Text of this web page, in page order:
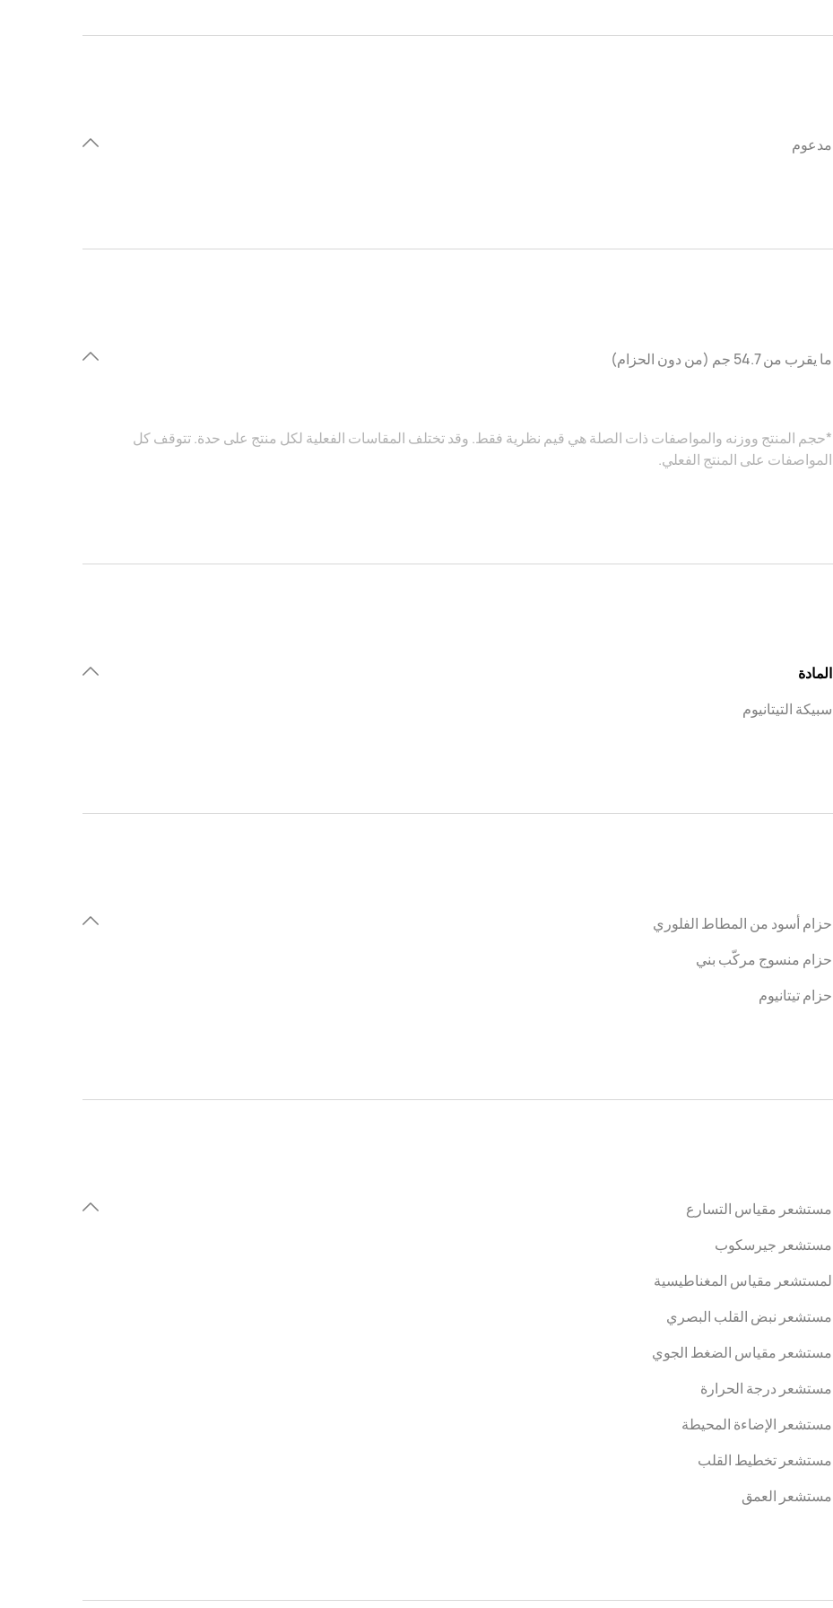
مدعوم
ما يقرب من 54.7 جم (من دون الحزام)
*حجم المنتج ووزنه والمواصفات ذات الصلة هي قيم نظرية فقط. وقد تختلف المقاسات الفعلية لكل منتج على حدة. تتوقف كل
المواصفات على المنتج الفعلي.
المادة
سبيكة التيتانيوم
حزام أسود من المطاط الفلوري
حزام منسوج مركّب بني
حزام تيتانيوم
مستشعر مقياس التسارع
مستشعر جيرسكوب
لمستشعر مقياس المغناطيسية
مستشعر نبض القلب البصري
مستشعر مقياس الضغط الجوي
مستشعر درجة الحرارة
مستشعر الإضاءة المحيطة
مستشعر تخطيط القلب
مستشعر العمق